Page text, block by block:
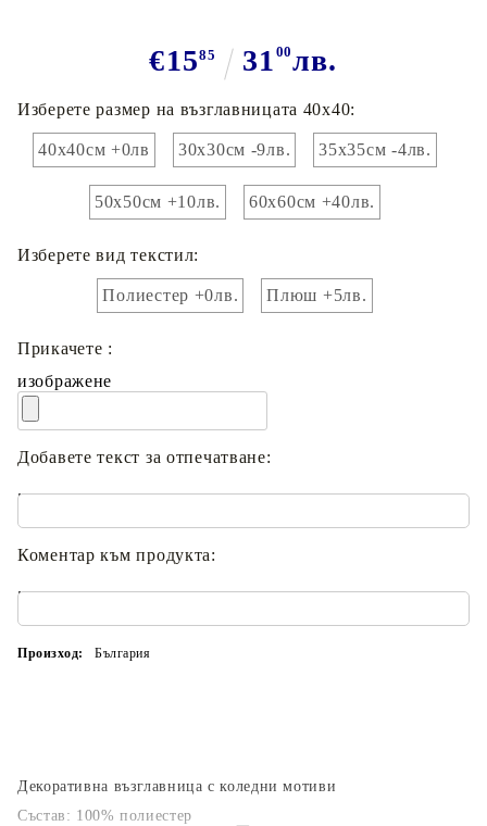
€1585 31 00лв.
Декоративна възглавница с коледни мотиви
Състав: 100% полиестер
Изберете размер на възглавницата 40х40:
40х40см +0лв 30х30см -9лв. 35х35см -4лв.
50х50см +10лв. 60х60см +40лв.
Изберете вид текстил:
Полиестер +0лв. Плюш +5лв.
Прикачете :
изображене
Добавете текст за отпечатване:
.
Коментар към продукта:
.
Произход: България